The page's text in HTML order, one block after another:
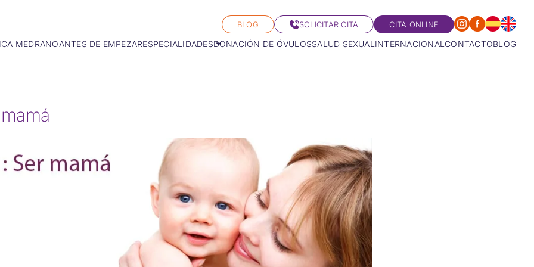
BLOG SOLICITAR CITA CITA ONLINE
MEDRANOANTES DE EMPEZARESPECIALIDADESDONACIÓN DE ÓVULOSSALUD SEXUAL INTERNACIONAL CONTACTOBLOG